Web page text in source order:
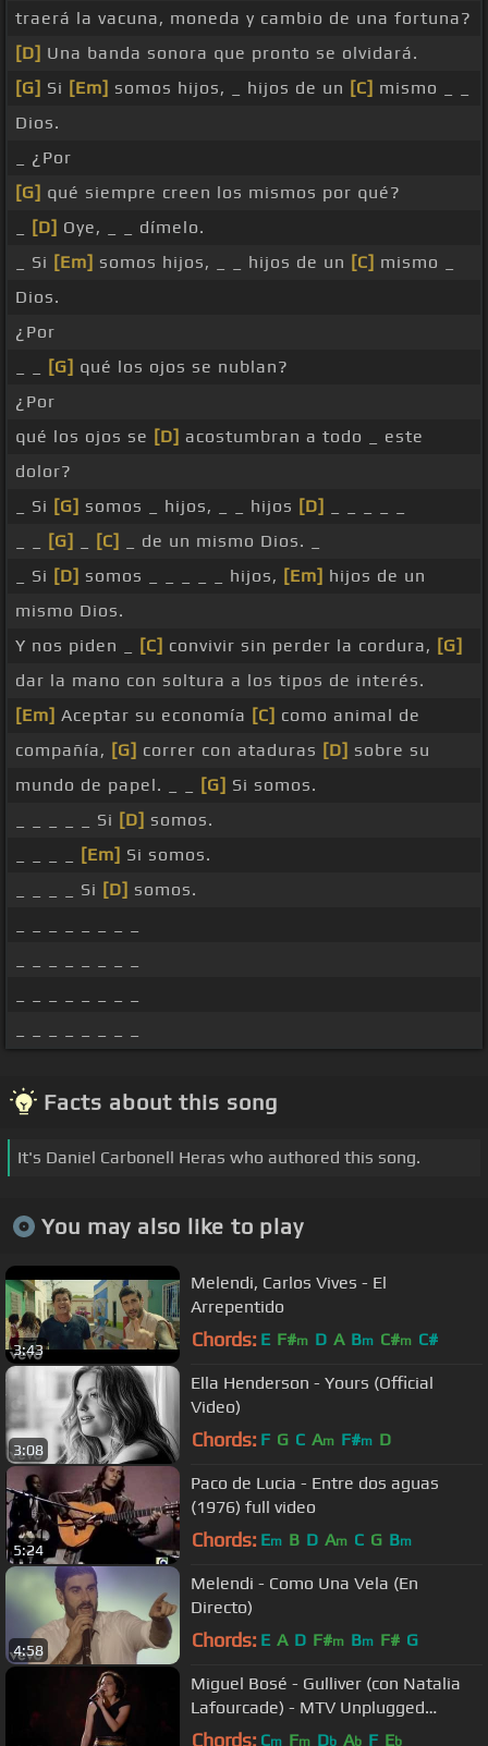
traerá la vacuna, moneda y cambio de una fortuna?
[D] Una banda sonora que pronto se olvidará.
[G] Si [Em] somos hijos, _ hijos de un [C] mismo _ _
Dios.
_ ¿Por
[G] qué siempre creen los mismos por qué?
[D] Oye, _ _ dímelo.
_ Si [Em] somos hijos, _ _ hijos de un [C] mismo _
Dios.
¿Por
[G] qué los ojos se nublan?
¿Por
qué los ojos se [D] acostumbran a todo _ este
dolor?
_ Si [G] somos _ hijos, _ _ hijos [D]
[G] [C]
_ de un mismo Dios. _
_ Si [D] somos _ _ _ _ _ hijos, [Em] hijos de un
mismo Dios.
Y nos piden _
[C] convivir sin perder la cordura, [G]
dar la mano con soltura a los tipos de interés.
[Em] Aceptar su economía [C] como animal de
compañía, [G] correr con ataduras [D] sobre su
mundo de papel. _ _
[G] Si somos.
_ _ _ _ _ Si [D] somos.
[Em] Si somos.
_ _ _ _ Si [D] somos.
Facts about this song
It's Daniel Carbonell Heras who authored this song.
You may also like to play
3:43
Melendi, Carlos Vives - El
Arrepentido
Chords: E F#m D A Bm C#m C#
3:08
Ella Henderson - Yours (Official
Video)
Chords: F G C Am F#m D
5:24
Paco de Lucia - Entre dos aguas
(1976) full video
Chords: Em B D Am C G Bm
4:58
Melendi - Como Una Vela (En
Directo)
Chords: E A D F#m Bm F# G
Miguel Bosé - Gulliver (con Natalia
Lafourcade) - MTV Unplugged
(Videoclip Oficial)
Chords: Cm Fm Db Ab F Eb